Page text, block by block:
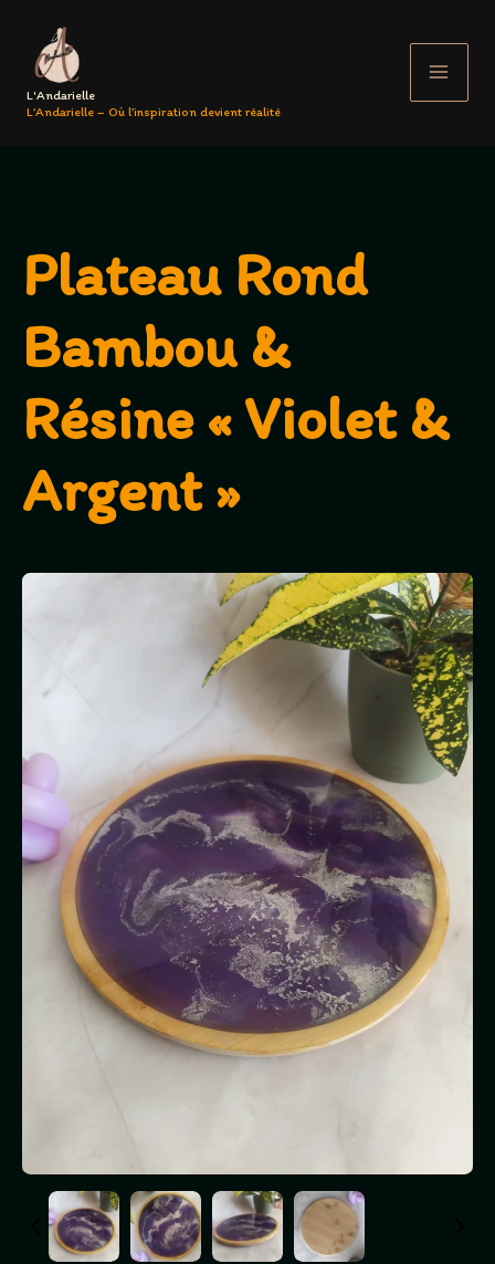
contenu
L'Andarielle
L’Andarielle – Où l’inspiration devient réalité
Plateau Rond
Bambou &
Résine « Violet &
Argent »